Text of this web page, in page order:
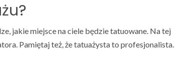
jakie miejsce na ciele będzie tatuowane. Na tej
Pamiętaj też, że tatuażysta to profesjonalista.